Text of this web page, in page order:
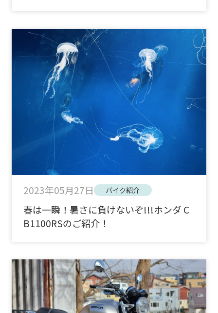
2023年05月27日 バイク紹介
春は一瞬！暑さに負けないぞ!!!ホンダ C
B1100RSのご紹介！